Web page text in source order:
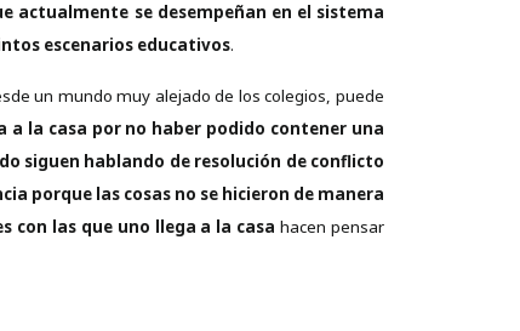
actualmente se desempeñan en el sistema
escenarios educativos.
un mundo muy alejado de los colegios, puede
a la casa por no haber podido contener una
siguen hablando de resolución de conflicto
porque las cosas no se hicieron de manera
con las que uno llega a la casa hacen pensar